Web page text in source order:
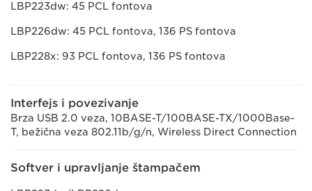
LBP223dw: 45 PCL fontova
LBP226dw: 45 PCL fontova, 136 PS fontova
LBP228x: 93 PCL fontova, 136 PS fontova
Interfejs i povezivanje
Brza USB 2.0 veza, 10BASE-T/100BASE-TX/1000Base-
T, bežična veza 802.11b/g/n, Wireless Direct Connection
Softver i upravljanje štampačem